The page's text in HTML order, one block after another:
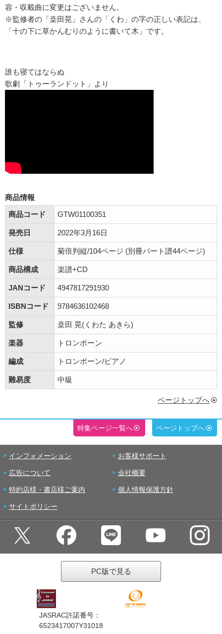
容・収載曲に変更はございません。
※監修者の「桒田晃」さんの「くわ」の字の正しい表記は、
「十の下に草かんむりのように書いて木」です。
誰も寝てはならぬ
歌劇「トゥーランドット」より
商品情報
商品コード
GTW01100351
発売日 2022年3月16日
仕様 菊倍判縦/104ページ (別冊パート譜44ページ)
商品構成 楽譜+CD
JANコード 4947817291930
ISBNコード 9784636102468
監修 桒田 晃(くわた あきら)
楽器 トロンボーン
編成 トロンボーン/ピアノ
難易度 中級
ページトップへ
特集ページ一覧へ ページトップへ
インフォメーション お客様サポート
広告について 会社概要
特約店様・書店様ご案内 個人情報保護方針
サイトポリシー
PC版で見る
JASRAC許諾番号：
6523417007Y31018